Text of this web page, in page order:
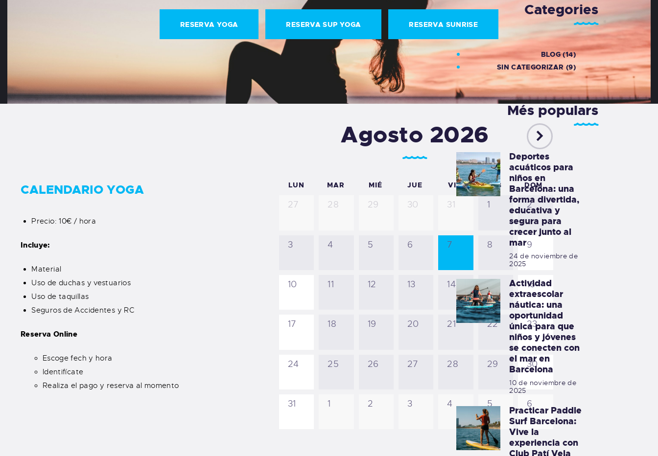
RESERVA YOGA RESERVA SUP YOGA RESERVA SUNRISE
CALENDARIO YOGA
Precio: 10€ / hora
Incluye:
Material
Uso de duchas y vestuarios
Uso de taquillas
Seguros de Accidentes y RC
Reserva Online
Escoge fech y hora
Identifícate
Realiza el pago y reserva al momento
Agosto 2026
LUN MAR MIÉ JUE VIE SÁB DOM
27 28 29 30 31 1 2
3 4 5 6 7 8 9
10 11 12 13 14 15 16
17 18 19 20 21 22 23
24 25 26 27 28 29 30
31 1 2 3 4 5 6
Categories
BLOG(14)
SIN CATEGORIZAR (9)
Més populars
Deportes
acuáticos para
niños en
Barcelona: una
forma divertida,
educativa y
segura para
crecer junto al
mar
24 de noviembre de
2025
Actividad
extraescolar
náutica: una
oportunidad
única para que
niños y jóvenes
se conecten con
el mar en
Barcelona
10 de noviembre de
2025
Practicar Paddle
Surf Barcelona:
Vive la
experiencia con
Club Patí Vela